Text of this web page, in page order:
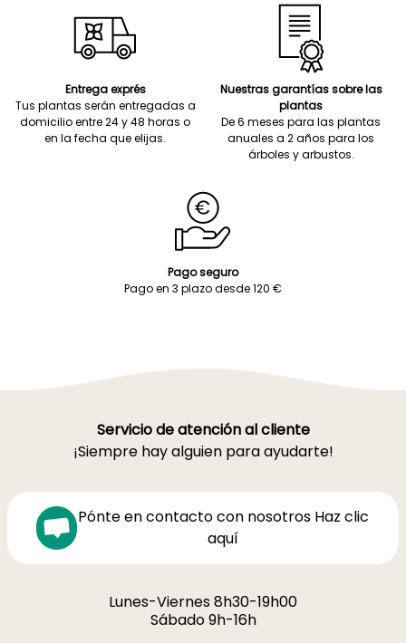
Entrega exprés
Tus plantas serán entregadas a
domicilio entre 24 y 48 horas o
en la fecha que elijas.
Nuestras garantías sobre las
plantas
De 6 meses para las plantas
anuales a 2 años para los
árboles y arbustos.
Pago seguro
Pago en 3 plazo desde 120 €
Servicio de atención al cliente
¡Siempre hay alguien para ayudarte!
Pónte en contacto con nosotros Haz clic
aquí
Lunes-Viernes 8h30-19h00
Sábado 9h-16h